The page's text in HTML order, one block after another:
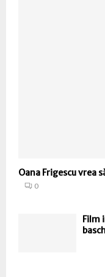
Oana Frigescu vrea
0
Film